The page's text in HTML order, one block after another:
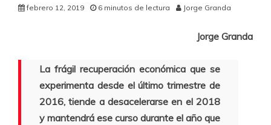
febrero 12, 2019 6 minutos de lectura Jorge Granda
Jorge Granda
La frágil recuperación económica que se
experimenta desde el último trimestre de
2016, tiende a desacelerarse en el 2018
y mantendrá ese curso durante el año que